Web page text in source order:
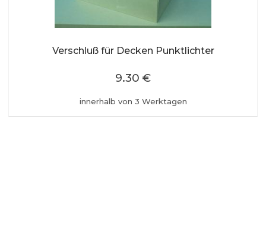
Verschluß für Decken Punktlichter
innerhalb von 3 Werktagen
9.30 €